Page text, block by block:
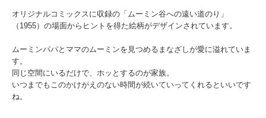
オリジナルコミックスに収録の「ムーミン谷への遠い道のり」
（1955）の場面からヒントを得た絵柄がデザインされています。
ムーミンパパとママのムーミンを見つめるまなざしが愛に溢れていま
す。
同じ空間にいるだけで、ホッとするのが家族。
いつまでもこのかけがえのない時間が続いていってくれるといいです
ね。